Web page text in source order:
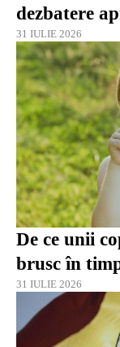
dezbatere
31 IULIE 2026
De ce unii
brusc în
31 IULIE 2026